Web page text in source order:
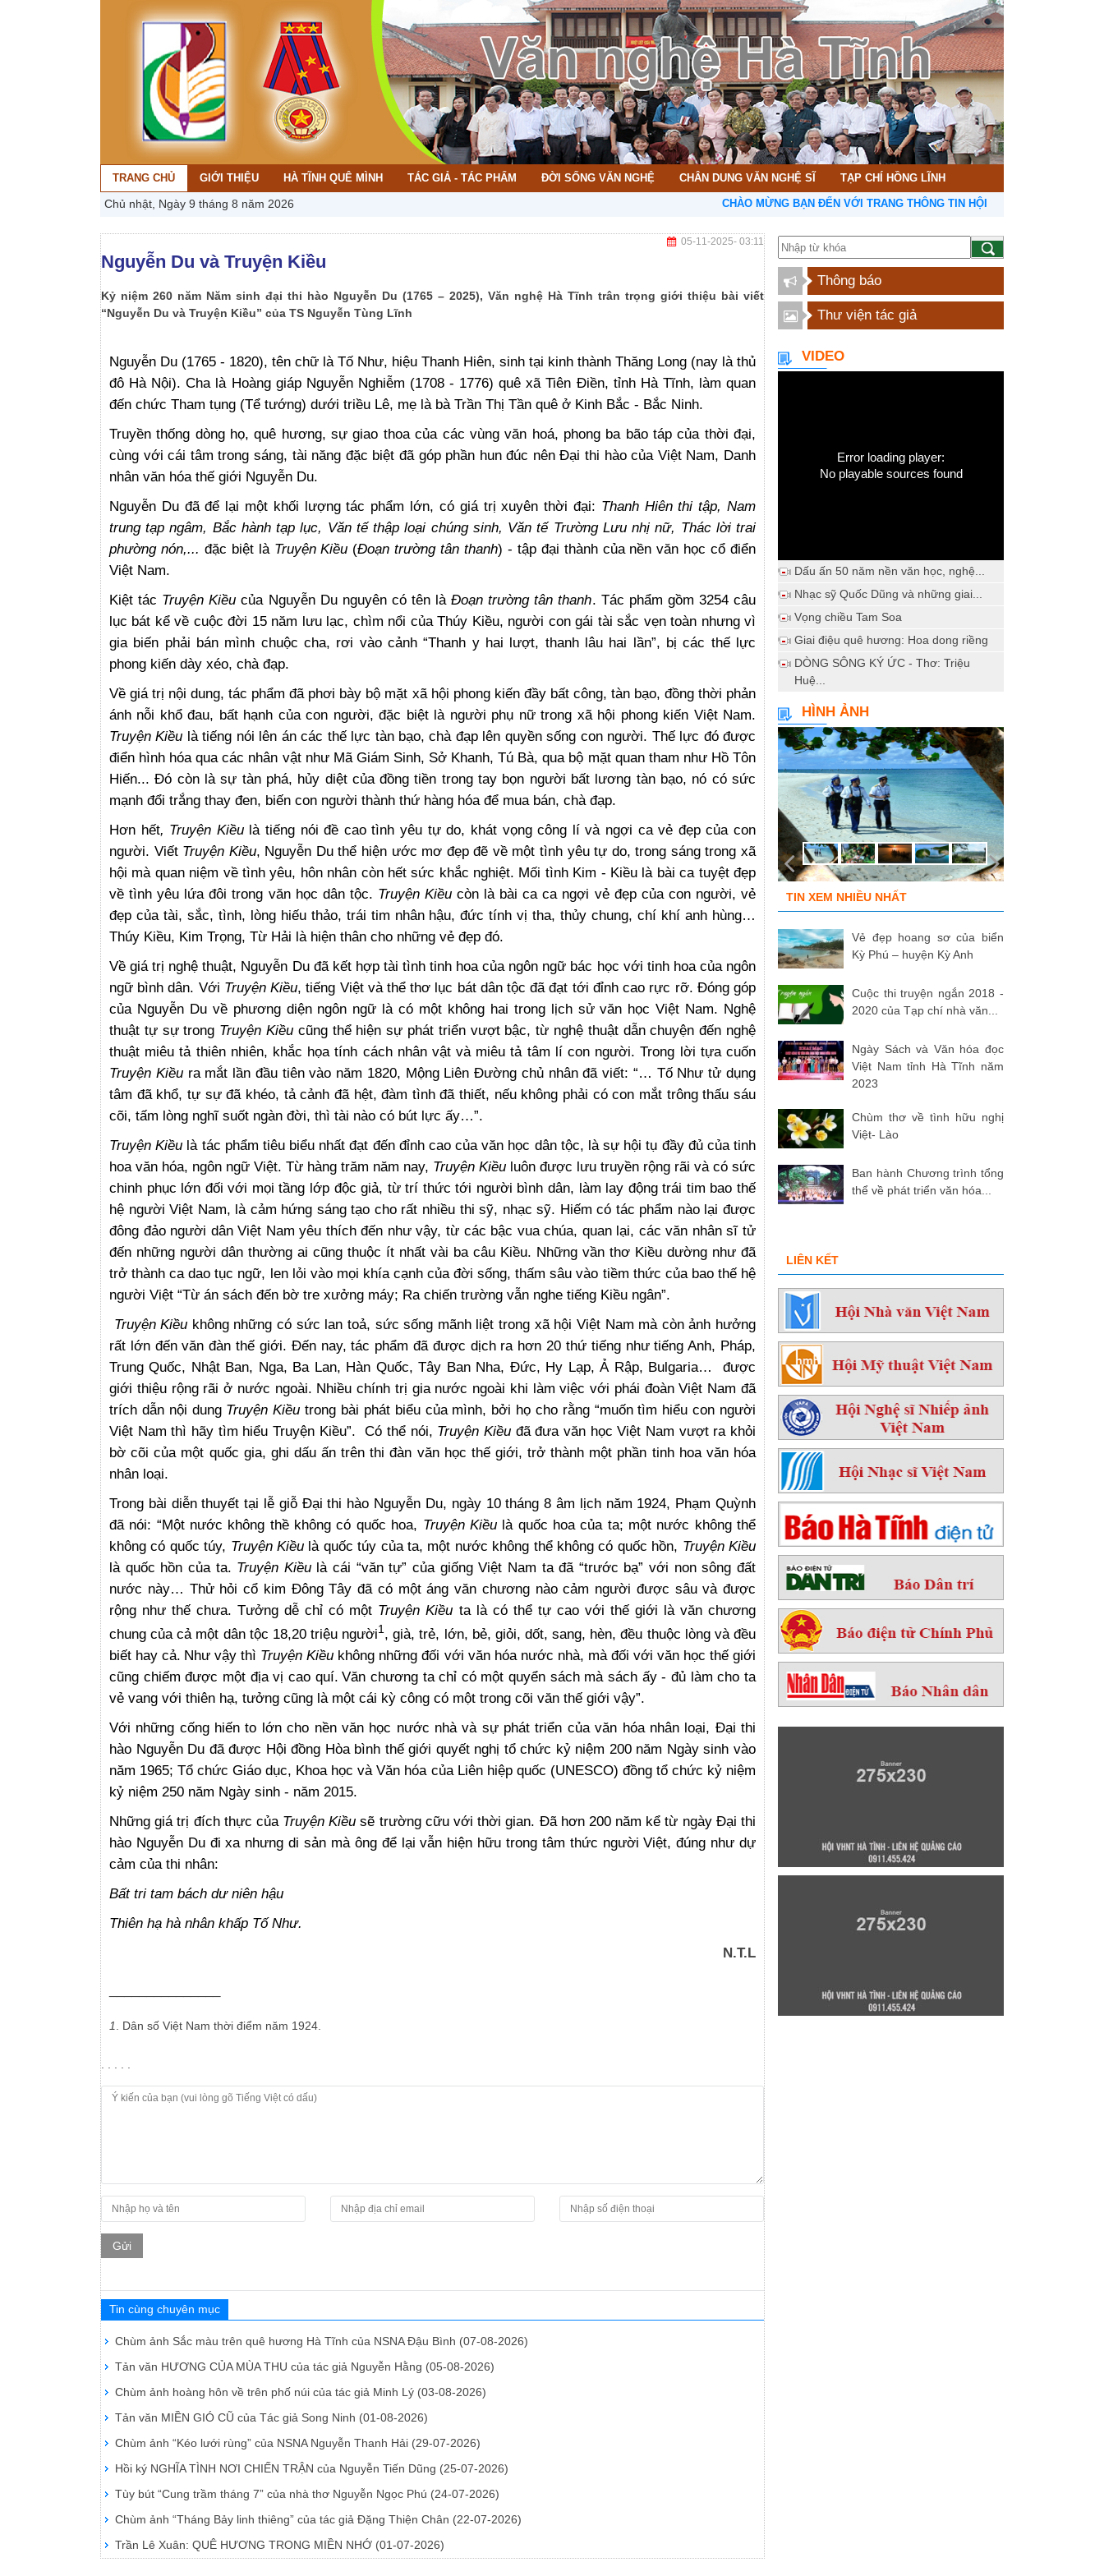
TRANG CHỦ GIỚI THIỆU HÀ TĨNH QUÊ MÌNH TÁC GIẢ - TÁC PHẨM ĐỜI SỐNG VĂN NGHỆ CHÂN DUNG VĂN NGHỆ SĨ TẠP CHÍ HỒNG LĨNH
Chủ nhật, Ngày 9 tháng 8 năm 2026 CHÀO MỪNG BẠN ĐẾN VỚI TRANG THÔNG TIN HỘI LIÊN HIỆP VĂN HỌC NGHỆ
05-11-2025- 03:11
Nguyễn Du và Truyện Kiều
Kỷ niệm 260 năm Năm sinh đại thi hào Nguyễn Du (1765 – 2025), Văn nghệ Hà Tĩnh trân trọng giới thiệu bài viết
“Nguyễn Du và Truyện Kiều” của TS Nguyễn Tùng Lĩnh
Nguyễn Du (1765 - 1820), tên chữ là Tố Như, hiệu Thanh Hiên, sinh tại kinh thành Thăng Long (nay là thủ
đô Hà Nội).Cha là Hoàng giáp Nguyễn Nghiễm (1708 - 1776) quê xã Tiên Điền, tỉnh Hà Tĩnh, làm quan
đến chức Tham tụng (Tể tướng) dưới triều Lê, mẹ là bà Trần Thị Tần quê ở Kinh Bắc - Bắc Ninh.
Truyền thống dòng họ, quê hương, sự giao thoa của các vùng văn hoá, phong ba bão táp của thời đại,
cùng với cái tâm trong sáng, tài năng đặc biệt đã góp phần hun đúc nên Đại thi hào của Việt Nam, Danh
nhân văn hóa thế giới Nguyễn Du.
Nguyễn Du đã để lại một khối lượng tác phẩm lớn, có giá trị xuyên thời đại: Thanh Hiên thi tập, Nam
trung tạp ngâm, Bắc hành tạp lục, Văn tế thập loại chúng sinh, Văn tế Trường Lưu nhị nữ, Thác lời trai
phường nón,... đặc biệt là Truyện Kiều (Đoạn trường tân thanh) - tập đại thành của nền văn học cổ điển
Việt Nam.
Kiệt tác Truyện Kiều của Nguyễn Du nguyên có tên làĐoạn trường tân thanh. Tác phẩm gồm 3254 câu
lục bát kể về cuộc đời 15 năm lưu lạc, chìm nổi của Thúy Kiều, người con gái tài sắc vẹn toàn nhưng vì
gia biến phải bán mình chuộc cha, rơi vào cảnh “Thanh y hai lượt, thanh lâu hai lần”, bị các thế lực
phong kiến dày xéo, chà đạp.
Về giá trị nội dung, tác phẩm đã phơi bày bộ mặt xã hội phong kiến đầy bất công, tàn bạo, đồng thời phản
ánh nỗi khổ đau, bất hạnh của con người, đặc biệt là người phụ nữ trong xã hội phong kiến Việt Nam.
Truyện Kiều là tiếng nói lên án các thế lực tàn bạo, chà đạp lên quyền sống con người. Thế lực đó được
điển hình hóa qua các nhân vật như Mã Giám Sinh, Sở Khanh, Tú Bà, qua bộ mặt quan tham như Hồ Tôn
Hiến... Đó còn là sự tàn phá, hủy diệt của đồng tiền trong tay bọn người bất lương tàn bạo, nó có sức
mạnh đổi trắng thay đen, biến con người thành thứ hàng hóa để mua bán, chà đạp.
Hơn hết, Truyện Kiều là tiếng nói đề cao tình yêu tự do, khát vọng công lí và ngợi ca vẻ đẹp của con
người. Viết Truyện Kiều, Nguyễn Du thể hiện ước mơ đẹp đẽ về một tình yêu tự do, trong sáng trong xã
hội mà quan niệm về tình yêu, hôn nhân còn hết sức khắc nghiệt. Mối tình Kim - Kiều là bài ca tuyệt đẹp
về tình yêu lứa đôi trong văn học dân tộc. Truyện Kiềucòn là bài ca ca ngợi vẻ đẹp của con người, vẻ
đẹp của tài, sắc, tình, lòng hiếu thảo, trái tim nhân hậu, đức tính vị tha, thủy chung, chí khí anh hùng…
Thúy Kiều, Kim Trọng, Từ Hải là hiện thân cho những vẻ đẹp đó.
Về giá trị nghệ thuật, Nguyễn Du đã kết hợp tài tình tinh hoa của ngôn ngữ bác học với tinh hoa của ngôn
ngữ bình dân. Với Truyện Kiều, tiếng Việt và thể thơ lục bát dân tộc đã đạt tới đỉnh cao rực rỡ. Đóng góp
của Nguyễn Du về phương diện ngôn ngữ là có một không hai trong lịch sử văn học Việt Nam. Nghệ
thuật tự sự trong Truyện Kiều cũng thể hiện sự phát triển vượt bậc, từ nghệ thuật dẫn chuyện đến nghệ
thuật miêu tả thiên nhiên, khắc họa tính cách nhân vật và miêu tả tâm lí con người. Trong lời tựa cuốn
Truyện Kiều ra mắt lần đầu tiên vào năm 1820, Mộng Liên Đường chủ nhân đã viết: “… Tố Như tử dụng
tâm đã khổ, tự sự đã khéo, tả cảnh đã hệt, đàm tình đã thiết, nếu không phải có con mắt trông thấu sáu
cõi, tấm lòng nghĩ suốt ngàn đời, thì tài nào có bút lực ấy…”.
Truyện Kiều là tác phẩm tiêu biểu nhất đạt đến đỉnh cao của văn học dân tộc, là sự hội tụ đầy đủ của tinh
hoa văn hóa, ngôn ngữ Việt. Từ hàng trăm năm nay, Truyện Kiều luôn được lưu truyền rộng rãi và có sức
chinh phục lớn đối với mọi tầng lớp độc giả, từ trí thức tới người bình dân, làm lay động trái tim bao thế
hệ người Việt Nam, là cảm hứng sáng tạo cho rất nhiều thi sỹ, nhạc sỹ. Hiếm có tác phẩm nào lại được
đông đảo người dân Việt Nam yêu thích đến như vậy, từ các bậc vua chúa, quan lại, các văn nhân sĩ tử
đến những người dân thường ai cũng thuộc ít nhất vài ba câu Kiều. Những vần thơ Kiều dường như đã
trở thành ca dao tục ngữ, len lỏi vào mọi khía cạnh của đời sống, thấm sâu vào tiềm thức của bao thế hệ
người Việt “Từ án sách đến bờ tre xưởng máy; Ra chiến trường vẫn nghe tiếng Kiều ngân”.
Truyện Kiều không những có sức lan toả, sức sống mãnh liệt trong xã hội Việt Nam mà còn ảnh hưởng
rất lớn đến văn đàn thế giới. Đến nay, tác phẩm đã được dịch ra hơn 20 thứ tiếng như tiếng Anh, Pháp,
Trung Quốc, Nhật Ban, Nga, Ba Lan, Hàn Quốc, Tây Ban Nha, Đức, Hy Lạp, Ả Rập, Bulgaria…
được
giới thiệu rộng rãi ở nước ngoài. Nhiều chính trị gia nước ngoài khi làm việc với phái đoàn Việt Nam đã
trích dẫn nội dung Truyện Kiều trong bài phát biểu của mình, bởi họ cho rằng “muốn tìm hiểu con người
Việt Nam thì hãy tìm hiểu Truyện Kiều”. Có thể nói, Truyện Kiều đã đưa văn học Việt Nam vượt ra khỏi
bờ cõi của một quốc gia, ghi dấu ấn trên thi đàn văn học thế giới, trở thành một phần tinh hoa văn hóa
nhân loại.
Trong bài diễn thuyết tại lễ giỗ Đại thi hào Nguyễn Du, ngày 10 tháng 8 âm lịch năm 1924, Phạm Quỳnh
đã nói: “Một nước không thề không có quốc hoa, Truyện Kiềulà quốc hoa của ta; một nước không thể
không có quốc túy, Truyện Kiều là quốc túy của ta, một nước không thể không có quốc hồn, Truyện Kiều
là quốc hồn của ta. Truyện Kiềulà cái “văn tự” của giống Việt Nam ta đã “trước bạ” với non sông đất
nước này… Thử hỏi cổ kim Đông Tây đã có một áng văn chương nào cảm người được sâu và được
rộng như thế chưa. Tưởng dễ chỉ có một Truyện Kiều ta là có thể tự cao với thế giới là văn chương
chung của cả một dân tộc 18,20 triệu người1 , già, trẻ, lớn, bẻ, giỏi, dốt, sang, hèn, đều thuộc lòng và đều
biết hay cả. Như vậy thì Truyện Kiều không những đối với văn hóa nước nhà, mà đối với văn học thế giới
cũng chiếm được một địa vị cao quí. Văn chương ta chỉ có một quyển sách mà sách ấy - đủ làm cho ta
vẻ vang với thiên hạ, tưởng cũng là một cái kỳ công có một trong cõi văn thế giới vậy”.
Với những cống hiến to lớn cho nền văn học nước nhà và sự phát triển của văn hóa nhân loại, Đại thi
hào Nguyễn Du đã được Hội đồng Hòa bình thế giới quyết nghị tổ chức kỷ niệm 200 năm Ngày sinh vào
năm 1965; Tổ chức Giáo dục, Khoa học và Văn hóa của Liên hiệp quốc (UNESCO) đồng tổ chức kỷ niệm
kỷ niệm 250 năm Ngày sinh - năm 2015.
Những giá trị đích thực của Truyện Kiều sẽ trường cữu với thời gian. Đã hơn 200 năm kể từ ngày Đại thi
hào Nguyễn Du đi xa nhưng di sản mà ông để lại vẫn hiện hữu trong tâm thức người Việt, đúng như dự
cảm của thi nhân:
Bất tri tam bách dư niên hậu
Thiên hạ hà nhân khấp Tố Như.
N.T.L
1 . Dân số Việt Nam thời điểm năm 1924.
Gửi
Tin cùng chuyên mục
Chùm ảnh Sắc màu trên quê hương Hà Tĩnh của NSNA Đậu Bình (07-08-2026)
Tản văn HƯƠNG CỦA MÙA THU của tác giả Nguyễn Hằng (05-08-2026)
Chùm ảnh hoàng hôn về trên phố núi của tác giả Minh Lý (03-08-2026)
Tản văn MIỀN GIÓ CŨ của Tác giả Song Ninh (01-08-2026)
Chùm ảnh “Kéo lưới rùng” của NSNA Nguyễn Thanh Hải (29-07-2026)
Hồi ký NGHĨA TÌNH NƠI CHIẾN TRẬN của Nguyễn Tiến Dũng (25-07-2026)
Tùy bút “Cung trầm tháng 7” của nhà thơ Nguyễn Ngọc Phú (24-07-2026)
Chùm ảnh “Tháng Bảy linh thiêng” của tác giả Đặng Thiện Chân (22-07-2026)
Trần Lê Xuân: QUÊ HƯƠNG TRONG MIỀN NHỚ (01-07-2026)
Thông báo
Thư viện tác giả
VIDEO
Error loading player:
No playable sources found
Dấu ấn 50 năm nền văn học, nghệ...
Nhạc sỹ Quốc Dũng và những giai...
Vọng chiều Tam Soa
Giai điệu quê hương: Hoa dong riềng
DÒNG SÔNG KÝ ỨC - Thơ: Triệu
Huệ...
HÌNH ẢNH
TIN XEM NHIỀU NHẤT
Vẻ đẹp hoang sơ của biển
Kỳ Phú – huyện Kỳ Anh
Cuộc thi truyện ngắn 2018 -
2020 của Tạp chí nhà văn...
Ngày Sách và Văn hóa đọc
Việt Nam tỉnh Hà Tĩnh năm
2023
Chùm thơ về tình hữu nghị
Việt- Lào
Ban hành Chương trình tổng
thể về phát triển văn hóa...
LIÊN KẾT